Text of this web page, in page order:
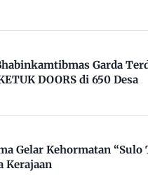
Garda
DOORS di 650 Desa
Gelar Kehormatan “Sulo
Kerajaan